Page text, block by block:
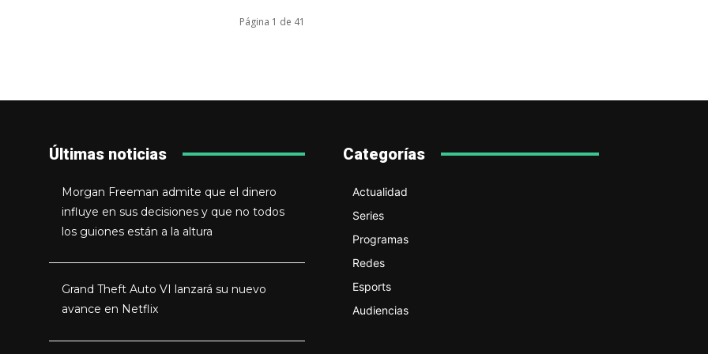
Página 1 de 41
Últimas noticias
Morgan Freeman admite que el dinero
influye en sus decisiones y que no todos
los guiones están a la altura
Grand Theft Auto VI lanzará su nuevo
avance en Netflix
Categorías
Actualidad
Series
Programas
Redes
Esports
Audiencias